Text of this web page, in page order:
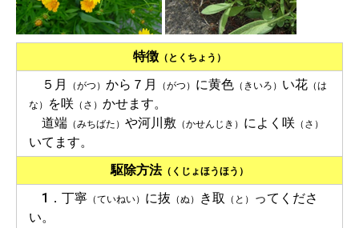
特徴 （とくちょう）
５月 （がつ） から７月 （がつ） に黄色 （きいろ） い花 （は
な）
を咲 （さ） かせます。
道端 （みちばた） や河川敷 （かせんじき） によく咲 （さ）
いてます。
駆除方法（くじょほうほう）
1．丁寧 （ていねい） に抜 （ぬ） き取 （と）
ってくださ
い。